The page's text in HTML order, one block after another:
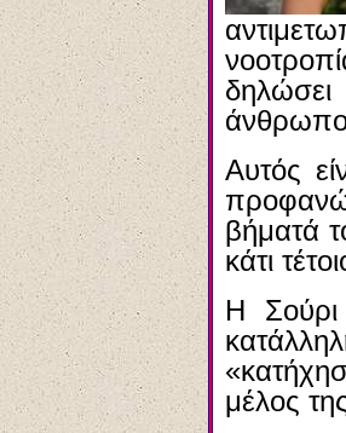
δηλώσει
Αυτός
βήματά
κάτι
Η Σούρι
μέλος